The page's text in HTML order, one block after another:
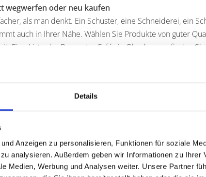
Details
Anzeigen zu personalisieren, Funktionen für soziale
analysieren. Außerdem geben wir Informationen zu Ihrer
Medien, Werbung und Analysen weiter. Unsere Partner
wegwerfen oder neu kaufen
als man denkt. Ein Schuster, eine Schneiderei, ein
auch in Ihrer Nähe. Wählen Sie Produkte von guter
Eine Liste der Reparatur Cafés in Oberhausen finden Sie
Deko-Artikel, Elektrogeräte oder Möbelstücke -
noch nützlich sein. Verschenk-, Tausch- und
die Sachen doch einfach an gemeinnützige
soziale Arbeit finanzieren. Sachspenden nehmen auch
Sie auch offene Bücherschränke, in denen Sie Ihre
in der Stadt finden Siehier
.
verschenken oder zur Handysammlung geben